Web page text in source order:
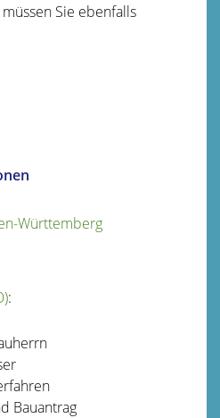
Sie ebenfalls
Württemberg
:
Bauantrag